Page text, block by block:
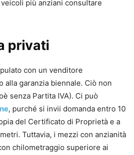
più anziani consultare
privati
con un venditore
alla garanzia biennale. Ciò non
senza Partita IVA). Ci può
, purché si invii domanda entro 10
del Certificato di Proprietà e a
Tuttavia, i mezzi con anzianità
chilometraggio superiore ai